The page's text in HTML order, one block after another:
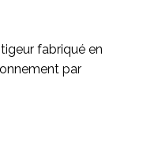
fabriqué en
par